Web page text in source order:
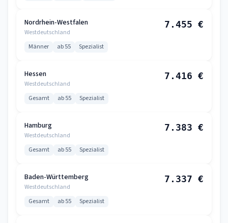
Nordrhein-Westfalen
Westdeutschland
7.455 €
Männer ab 55 Spezialist
Hessen
Westdeutschland
7.416 €
Gesamt ab 55 Spezialist
Hamburg
Westdeutschland
7.383 €
Gesamt ab 55 Spezialist
Baden-Württemberg
Westdeutschland
7.337 €
Gesamt ab 55 Spezialist